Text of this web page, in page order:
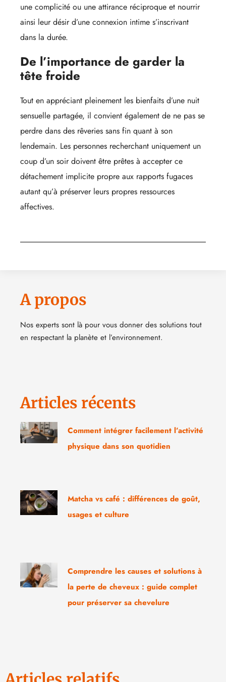
une complicité ou une attirance réciproque et nourrir
ainsi leur désir d’une connexion intime s’inscrivant
dans la durée.
De l’importance de garder la
tête froide
Tout en appréciant pleinement les bienfaits d’une nuit
sensuelle partagée, il convient également de ne pas se
perdre dans des rêveries sans fin quant à son
lendemain. Les personnes recherchant uniquement un
coup d’un soir doivent être prêtes à accepter ce
détachement implicite propre aux rapports fugaces
autant qu’à préserver leurs propres ressources
affectives.
A propos
Nos experts sont là pour vous donner des solutions tout
en respectant la planète et l’environnement.
Articles récents
Comment intégrer facilement l’activité
physique dans son quotidien
Matcha vs café : différences de goût,
usages et culture
Comprendre les causes et solutions à
la perte de cheveux : guide complet
pour préserver sa chevelure